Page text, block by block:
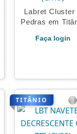
Labret Cluster
Pedras em
Faça login
TITÂNIO